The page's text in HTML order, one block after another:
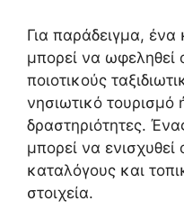
Για παράδειγμα,
μπορεί να
ποιοτικούς
νησιωτικό τουρισμό
δραστηριότητες.
μπορεί να
καταλόγους και
στοιχεία.